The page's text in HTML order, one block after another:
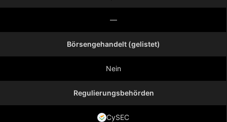
—
Börsengehandelt (gelistet)
Nein
Regulierungsbehörden
CySEC